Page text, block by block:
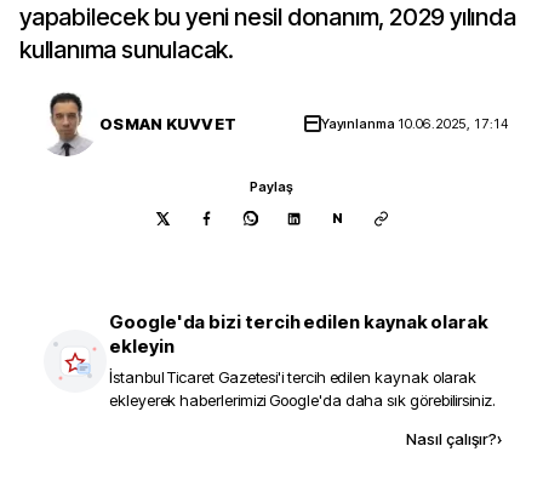
yapabilecek bu yeni nesil donanım, 2029 yılında
kullanıma sunulacak.
OSMAN KUVVET Yayınlanma 10.06.2025, 17:14
Paylaş
N
Google'da bizi tercih edilen kaynak olarak
ekleyin
İstanbul Ticaret Gazetesi'i tercih edilen kaynak olarak
ekleyerek haberlerimizi Google'da daha sık görebilirsiniz.
Nasıl çalışır?›